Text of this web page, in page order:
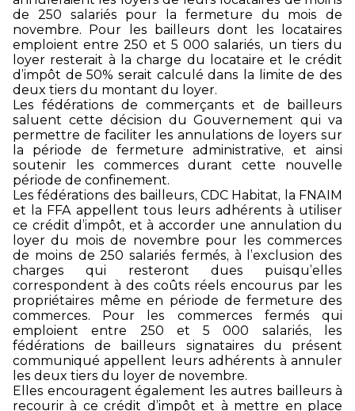
de 250 salariés pour la fermeture du mois de
novembre. Pour les bailleurs dont les locataires
emploient entre 250 et 5 000 salariés, un tiers du
loyer resterait à la charge du locataire et le crédit
d’impôt de 50% serait calculé dans la limite de des
deux tiers du montant du loyer.
Les fédérations de commerçants et de bailleurs
saluent cette décision du Gouvernement qui va
permettre de faciliter les annulations de loyers sur
la période de fermeture administrative, et ainsi
soutenir les commerces durant cette nouvelle
période de confinement.
Les fédérations des bailleurs, CDC Habitat, la FNAIM
et la FFA appellent tous leurs adhérents à utiliser
ce crédit d’impôt, et à accorder une annulation du
loyer du mois de novembre pour les commerces
de moins de 250 salariés fermés, à l’exclusion des
charges qui resteront dues puisqu’elles
correspondent à des coûts réels encourus par les
propriétaires même en période de fermeture des
commerces. Pour les commerces fermés qui
emploient entre 250 et 5 000 salariés, les
fédérations de bailleurs signataires du présent
communiqué appellent leurs adhérents à annuler
les deux tiers du loyer de novembre.
Elles encouragent également les autres bailleurs à
recourir à ce crédit d’impôt et à mettre en place